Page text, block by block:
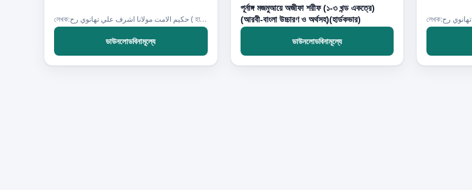
লেখক:حكيم الامت مولانا اشرف علي تهانوي رح ( হাকীমুল উম্মত মাওলানা আশরাফ আলী থানভী রহ.)
ডাউনলোডবিনামূল্যে
পূর্নাঙ্গ মজমুআয়ে অজীফা শরীফ (১-৩ খন্ড একত্রে)
(আরবী-বাংলা উচ্চারণ ও অর্থসহ)(হার্ডকভার)
ডাউনলোডবিনামূল্যে